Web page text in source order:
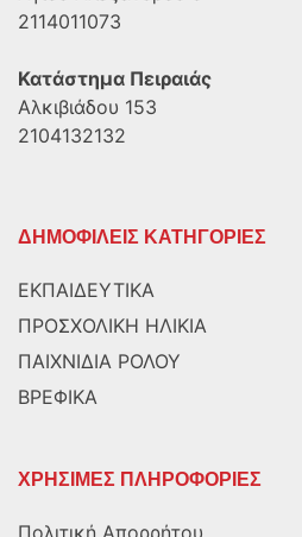
2114011073
Κατάστημα Πειραιάς
Αλκιβιάδου 153
2104132132
ΔΗΜΟΦΙΛΕΙΣ ΚΑΤΗΓΟΡΙΕΣ
ΕΚΠΑΙΔΕΥΤΙΚΑ
ΠΡΟΣΧΟΛΙΚΗ ΗΛΙΚΙΑ
ΠΑΙΧΝΙΔΙΑ ΡΟΛΟΥ
ΒΡΕΦΙΚΑ
ΧΡΗΣΙΜΕΣ ΠΛΗΡΟΦΟΡΙΕΣ
Πολιτική Απορρήτου